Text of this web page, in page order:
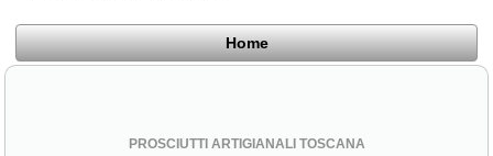
Home
PROSCIUTTI ARTIGIANALI TOSCANA